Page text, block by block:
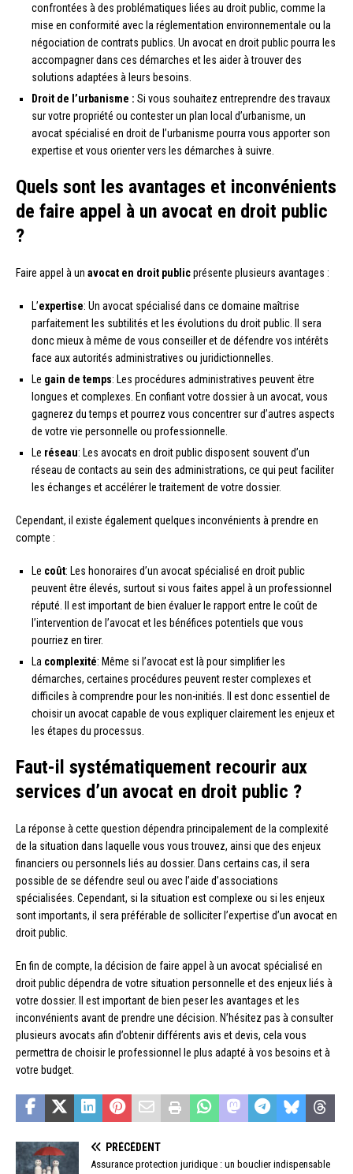
confrontées à des problématiques liées au droit public, comme la
mise en conformité avec la réglementation environnementale ou la
négociation de contrats publics. Un avocat en droit public pourra les
accompagner dans ces démarches et les aider à trouver des
solutions adaptées à leurs besoins.
Droit de l’urbanisme : Si vous souhaitez entreprendre des travaux
sur votre propriété ou contester un plan local d’urbanisme, un
avocat spécialisé en droit de l’urbanisme pourra vous apporter son
expertise et vous orienter vers les démarches à suivre.
Quels sont les avantages et inconvénients
de faire appel à un avocat en droit public
?
Faire appel à un avocat en droit publicprésente plusieurs avantages :
L’expertise: Un avocat spécialisé dans ce domaine maîtrise
parfaitement les subtilités et les évolutions du droit public. Il sera
donc mieux à même de vous conseiller et de défendre vos intérêts
face aux autorités administratives ou juridictionnelles.
Le gain de temps: Les procédures administratives peuvent être
longues et complexes. En confiant votre dossier à un avocat, vous
gagnerez du temps et pourrez vous concentrer sur d’autres aspects
de votre vie personnelle ou professionnelle.
Le réseau: Les avocats en droit public disposent souvent d’un
réseau de contacts au sein des administrations, ce qui peut faciliter
les échanges et accélérer le traitement de votre dossier.
Cependant, il existe également quelques inconvénients à prendre en
compte :
Le coût: Les honoraires d’un avocat spécialisé en droit public
peuvent être élevés, surtout si vous faites appel à un professionnel
réputé. Il est important de bien évaluer le rapport entre le coût de
l’intervention de l’avocat et les bénéfices potentiels que vous
pourriez en tirer.
La complexité: Même si l’avocat est là pour simplifier les
démarches, certaines procédures peuvent rester complexes et
difficiles à comprendre pour les non-initiés. Il est donc essentiel de
choisir un avocat capable de vous expliquer clairement les enjeux et
les étapes du processus.
Faut-il systématiquement recourir aux
services d’un avocat en droit public ?
La réponse à cette question dépendra principalement de la complexité
de la situation dans laquelle vous vous trouvez, ainsi que des enjeux
financiers ou personnels liés au dossier. Dans certains cas, il sera
possible de se défendre seul ou avec l’aide d’associations
spécialisées. Cependant, si la situation est complexe ou si les enjeux
sont importants, il sera préférable de solliciter l’expertise d’un avocat en
droit public.
En fin de compte, la décision de faire appel à un avocat spécialisé en
droit public dépendra de votre situation personnelle et des enjeux liés à
votre dossier. Il est important de bien peser les avantages et les
inconvénients avant de prendre une décision. N’hésitez pas à consulter
plusieurs avocats afin d’obtenir différents avis et devis, cela vous
permettra de choisir le professionnel le plus adapté à vos besoins et à
votre budget.
PRÉCÉDENT
Assurance protection juridique : un bouclier indispensable